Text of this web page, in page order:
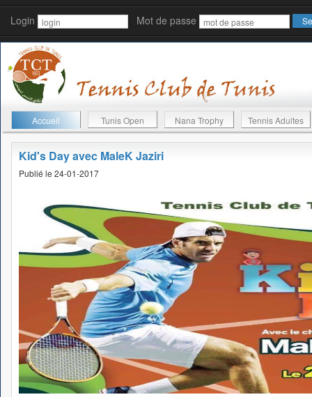
Login Mot de passe
Accueil Tunis Open Nana Trophy Tennis Adultes
Kid's Day avec MaleK Jaziri
Publié le 24-01-2017